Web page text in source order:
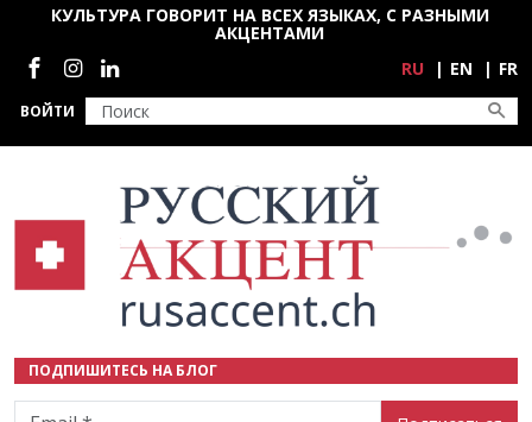
Перейти к основному содержанию
ВОЙТИ
КУЛЬТУРА ГОВОРИТ НА ВСЕХ ЯЗЫКАХ, С РАЗНЫМИ
АКЦЕНТАМИ
Социальные сети
RU EN FR
ПОДПИШИТЕСЬ НА БЛОГ
Email